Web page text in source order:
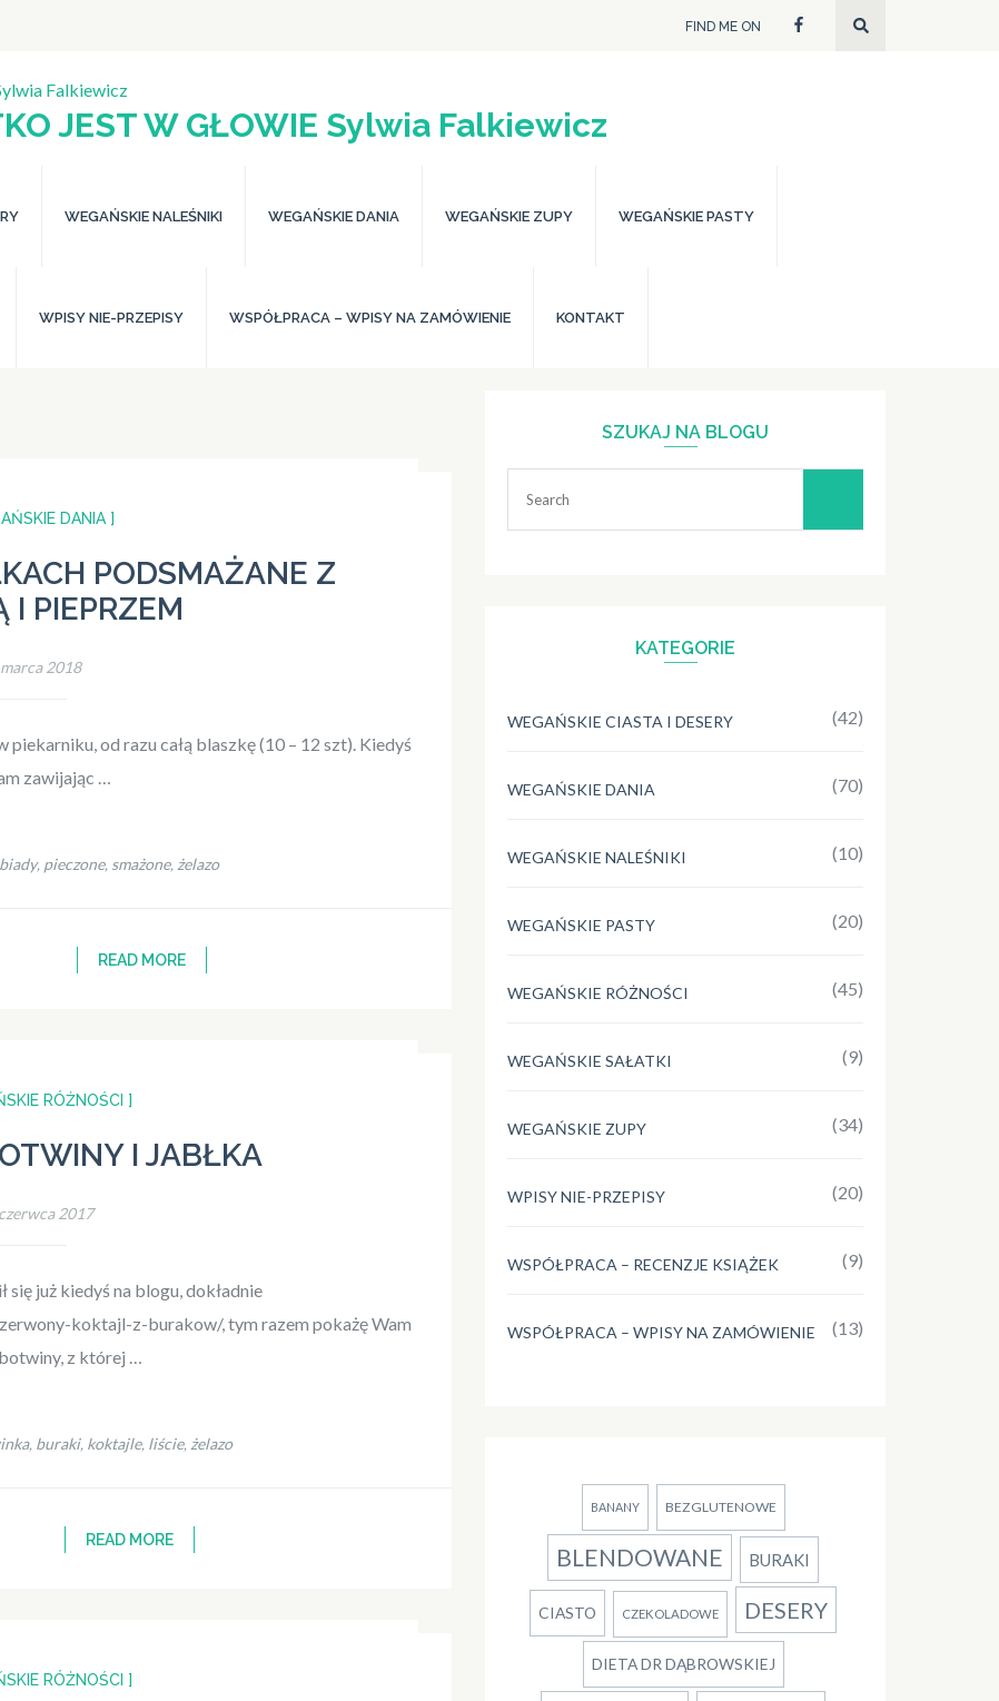
FIND ME ON
JEST W GŁOWIE Sylwia Falkiewicz
WEGAŃSKIE NALEŚNIKI WEGAŃSKIE DANIA WEGAŃSKIE ZUPY WEGAŃSKIE PASTY
WPISY NIE-PRZEPISY WSPÓŁPRACA – WPISY NA ZAMÓWIENIE KONTAKT
DANIA ]
PODSMAŻANE Z
I PIEPRZEM
2018
od razu całą blaszkę (10 – 12 szt). Kiedyś
zawijając …
, pieczone, smażone, żelazo
READ MORE
RÓŻNOŚCI ]
I JABŁKA
2017
już kiedyś na blogu, dokładnie
koktajl-z-burakow/, tym razem pokażę Wam
z której …
, buraki, koktajle, liście, żelazo
READ MORE
RÓŻNOŚCI ]
SZUKAJ NA BLOGU
KATEGORIE
WEGAŃSKIE CIASTA I DESERY (42)
WEGAŃSKIE DANIA (70)
WEGAŃSKIE NALEŚNIKI (10)
WEGAŃSKIE PASTY (20)
WEGAŃSKIE RÓŻNOŚCI (45)
WEGAŃSKIE SAŁATKI (9)
WEGAŃSKIE ZUPY (34)
WPISY NIE-PRZEPISY (20)
WSPÓŁPRACA – RECENZJE KSIĄŻEK (9)
WSPÓŁPRACA – WPISY NA ZAMÓWIENIE (13)
BANANY BEZGLUTENOWE
BLENDOWANE BURAKI
CIASTO CZEKOLADOWE DESERY
DIETA DR DĄBROWSKIEJ